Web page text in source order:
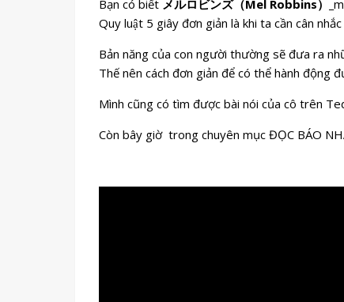
Bạn có biết メルロビンズ（Mel Robbins）
Quy luật 5 giây đơn giản là khi ta cần cân
Bản năng của con người thường sẽ đưa ra
Thế nên cách đơn giản để có thể hành động
Mình cũng có tìm được bài nói của cô trên
Còn bây giờ trong chuyên mục ĐỌC BÁO